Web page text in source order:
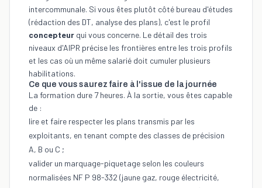
intercommunale. Si vous êtes plutôt côté bureau d'études
(rédaction des DT, analyse des plans), c'est le profil
concepteur qui vous concerne. Le détail des trois
niveaux d'AIPR précise les frontières entre les trois profils
et les cas où un même salarié doit cumuler plusieurs
habilitations.
Ce que vous saurez faire à l'issue de la journée
La formation dure 7 heures. À la sortie, vous êtes capable
de :
lire et faire respecter les plans transmis par les
exploitants, en tenant compte des classes de précision
A, B ou C ;
valider un marquage-piquetage selon les couleurs
normalisées NF P 98-332 (jaune gaz, rouge électricité,